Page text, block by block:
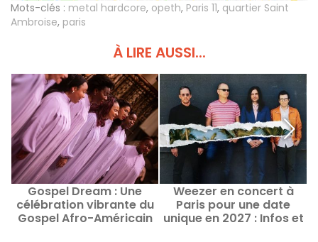
Mots-clés : metal hardcore, opeth, Paris 11, quartier Saint
Ambroise, paris
À LIRE AUSSI...
Gospel Dream : Une
célébration vibrante du
Gospel Afro-Américain
Weezer en concert à
Paris pour une date
unique en 2027 : Infos et